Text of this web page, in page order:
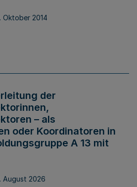
Oktober 2014
der
– als
oder Koordinatoren in
A 13 mit
August 2026